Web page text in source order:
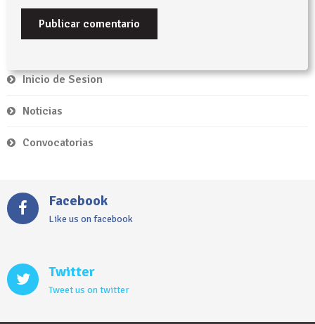
Inicio de Sesion
Noticias
Convocatorias
Facebook
Like us on facebook
Twitter
Tweet us on twitter